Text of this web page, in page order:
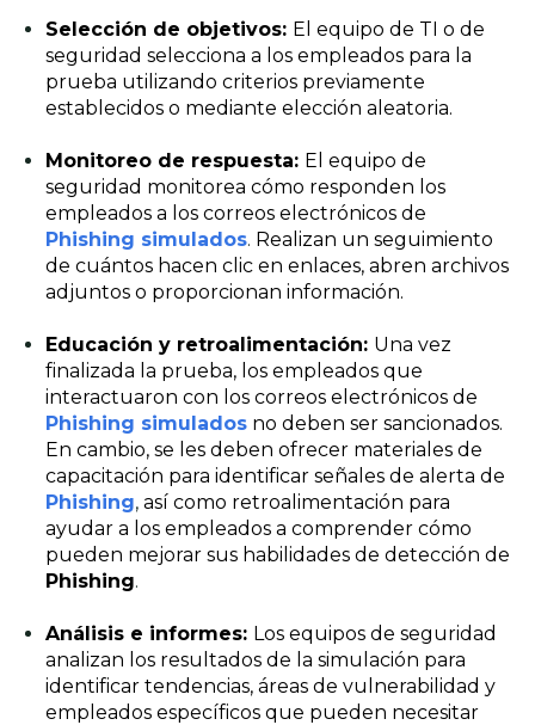
Selección de objetivos: El equipo de TI o de
seguridad selecciona a los empleados para la
prueba utilizando criterios previamente
establecidos o mediante elección aleatoria.
Monitoreo de respuesta: El equipo de
seguridad monitorea cómo responden los
empleados a los correos electrónicos de
Phishing simulados. Realizan un seguimiento
de cuántos hacen clic en enlaces, abren archivos
adjuntos o proporcionan información.
Educación y retroalimentación: Una vez
finalizada la prueba, los empleados que
interactuaron con los correos electrónicos de
Phishing simulados no deben ser sancionados.
En cambio, se les deben ofrecer materiales de
capacitación para identificar señales de alerta de
Phishing,así como retroalimentación para
ayudar a los empleados a comprender cómo
pueden mejorar sus habilidades de detección de
Phishing.
Análisis e informes: Los equipos de seguridad
analizan los resultados de la simulación para
identificar tendencias, áreas de vulnerabilidad y
empleados específicos que pueden necesitar